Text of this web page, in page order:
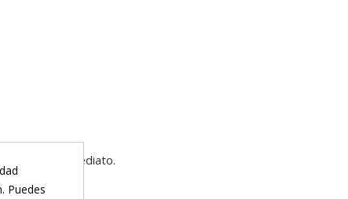
de inmediato.
Puedes